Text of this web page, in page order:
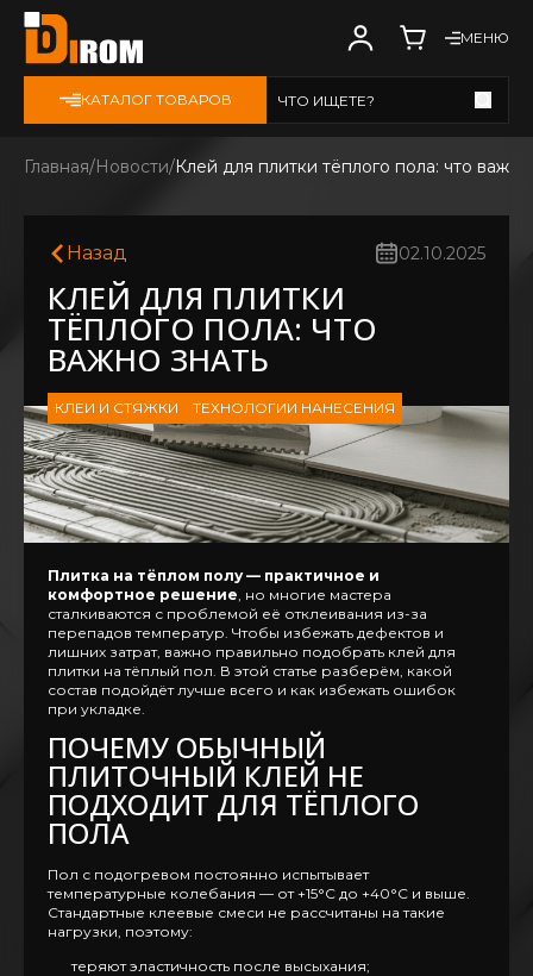
МЕНЮ
КАТАЛОГ ТОВАРОВ ЧТО ИЩЕТЕ?
Главная Новости Клей для плитки тёплого пола: что важно
Назад 02.10.2025
КЛЕЙ ДЛЯ ПЛИТКИ
ТЁПЛОГО ПОЛА: ЧТО
ВАЖНО ЗНАТЬ
КЛЕИ И СТЯЖКИ ТЕХНОЛОГИИ НАНЕСЕНИЯ
Плитка на тёплом полу — практичное и
комфортное решение , но многие мастера
сталкиваются с проблемой её отклеивания из-за
перепадов температур. Чтобы избежать дефектов и
лишних затрат, важно правильно подобрать клей для
плитки на тёплый пол. В этой статье разберём, какой
состав подойдёт лучше всего и как избежать ошибок
при укладке.
ПОЧЕМУ ОБЫЧНЫЙ
ПЛИТОЧНЫЙ КЛЕЙ НЕ
ПОДХОДИТ ДЛЯ ТЁПЛОГО
ПОЛА
Пол с подогревом постоянно испытывает
температурные колебания — от +15°C до +40°C и выше.
Стандартные клеевые смеси не рассчитаны на такие
нагрузки, поэтому:
теряют эластичность после высыхания;